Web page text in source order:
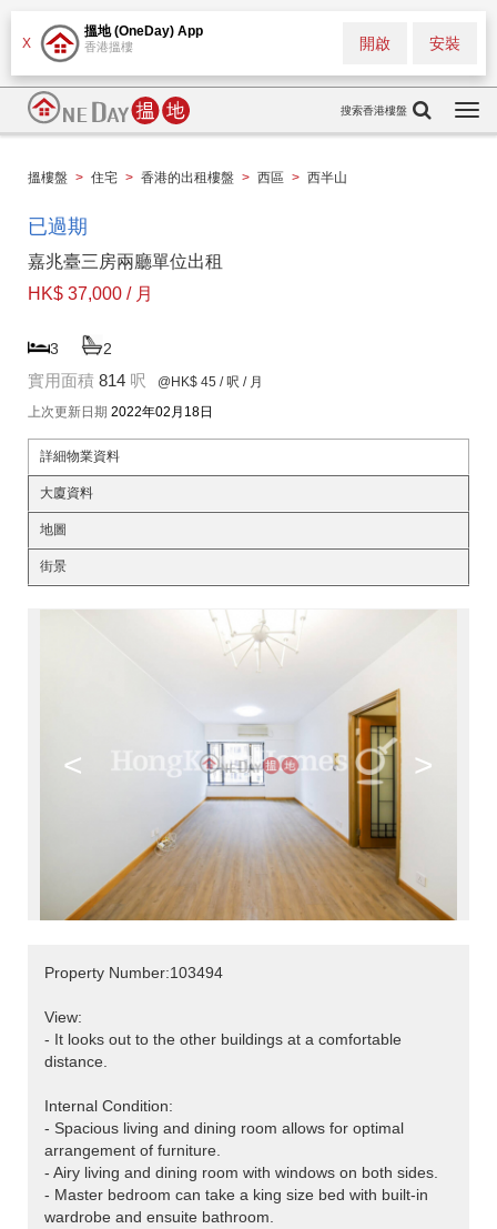
X
搵地 (OneDay) App
香港搵樓 安裝
開啟
搜索香港樓盤
搵樓盤 > 住宅 > 香港的出租樓盤 > 西區 > 西半山
已過期
嘉兆臺三房兩廳單位出租
HK$ 37,000 / 月
3 2
實用面積 814 呎 @HK$ 45 / 呎 / 月
上次更新日期 2022年02月18日
詳細物業資料
大廈資料
地圖
街景
< >
Property Number:103494
View:
- It looks out to the other buildings at a comfortable
distance.
Internal Condition:
- Spacious living and dining room allows for optimal
arrangement of furniture.
- Airy living and dining room with windows on both sides.
- Master bedroom can take a king size bed with built-in
wardrobe and ensuite bathroom.